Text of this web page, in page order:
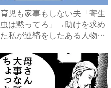
育児も家事もしない夫「寄生
虫は黙ってろ」→助けを求め
た私が連絡をしたある人物と